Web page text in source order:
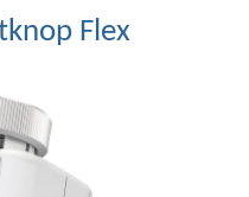
Flex